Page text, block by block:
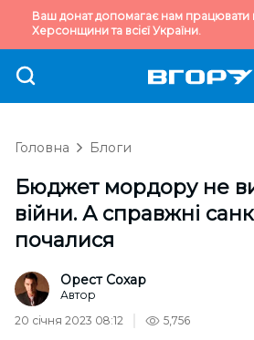
Ваш донат допомагає нам працювати
Херсонщини та всієї України.
Головна Блоги
Бюджет мордору не
війни. А справжні
почалися
Орест Сохар
Автор
20 січня 2023 08:12
5,756